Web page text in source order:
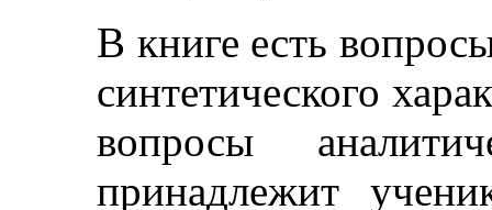
В книге есть
синтетического
вопросы
принадлежит